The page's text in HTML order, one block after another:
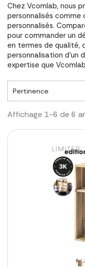
Chez Vcomlab, nous
personnalisés
personnalisés.
pour commander un
en termes de qualité,
personnalisation d'un
expertise que
Pertinence
Affichage 1-6 de 6